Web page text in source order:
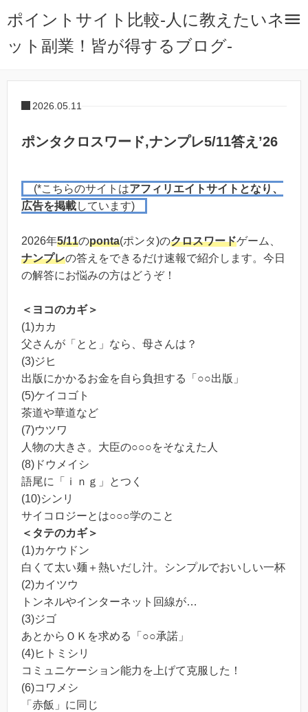
ポイントサイト比較-人に教えたいネ
ット副業！皆が得するブログ-
2026.05.11
ポンタクロスワード,ナンプレ5/11答え’26
(*こちらのサイトはアフィリエイトサイトとなり、
広告を掲載しています)
2026年5/11のponta(ポンタ)のクロスワードゲーム、
ナンプレの答えをできるだけ速報で紹介します。今日
の解答にお悩みの方はどうぞ！
＜ヨコのカギ＞
(1)カカ
父さんが「とと」なら、母さんは？
(3)ジヒ
出版にかかるお金を自ら負担する「○○出版」
(5)ケイコゴト
茶道や華道など
(7)ウツワ
人物の大きさ。大臣の○○○をそなえた人
(8)ドウメイシ
語尾に「ｉｎｇ」とつく
(10)シンリ
サイコロジーとは○○○学のこと
＜タテのカギ＞
(1)カケウドン
白くて太い麺＋熱いだし汁。シンプルでおいしい一杯
(2)カイツウ
トンネルやインターネット回線が…
(3)ジゴ
あとからＯＫを求める「○○承諾」
(4)ヒトミシリ
コミュニケーション能力を上げて克服した！
(6)コワメシ
「赤飯」に同じ